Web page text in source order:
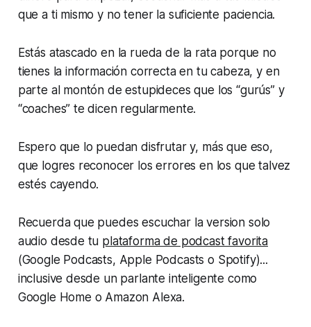
que a ti mismo y no tener la suficiente paciencia.
Estás atascado en la rueda de la rata porque no
tienes la información correcta en tu cabeza, y en
parte al montón de estupideces que los “gurús” y
“coaches” te dicen regularmente.
Espero que lo puedan disfrutar y, más que eso,
que logres reconocer los errores en los que talvez
estés cayendo.
Recuerda que puedes escuchar la version solo
audio desde tu plataforma de podcast favorita
(Google Podcasts, Apple Podcasts o Spotify)...
inclusive desde un parlante inteligente como
Google Home o Amazon Alexa.